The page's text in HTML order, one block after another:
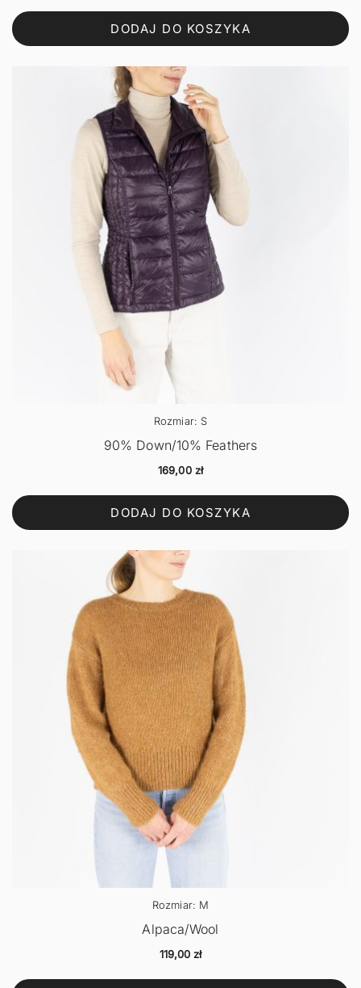
DODAJ DO KOSZYKA
Rozmiar: S
90% Down/10% Feathers
169,00 zł
DODAJ DO KOSZYKA
Rozmiar: M
Alpaca/Wool
119,00 zł